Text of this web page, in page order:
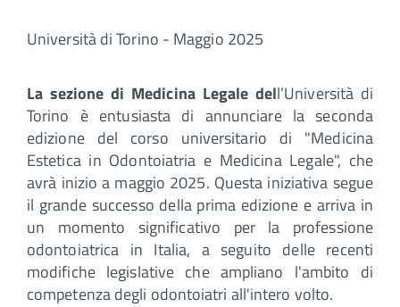
Università di Torino - Maggio 2025
La sezione di Medicina Legale dell’Università di
Torino è entusiasta di annunciare la seconda
edizione del corso universitario di "Medicina
Estetica in Odontoiatria e Medicina Legale", che
avrà inizio a maggio 2025. Questa iniziativa segue
il grande successo della prima edizione e arriva in
un momento significativo per la professione
odontoiatrica in Italia, a seguito delle recenti
modifiche legislative che ampliano l'ambito di
competenza degli odontoiatri all'intero volto.